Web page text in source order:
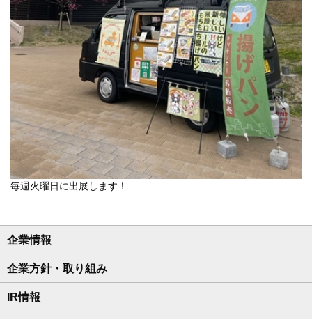
毎週火曜日に出展します！
企業情報
企業方針・取り組み
IR情報